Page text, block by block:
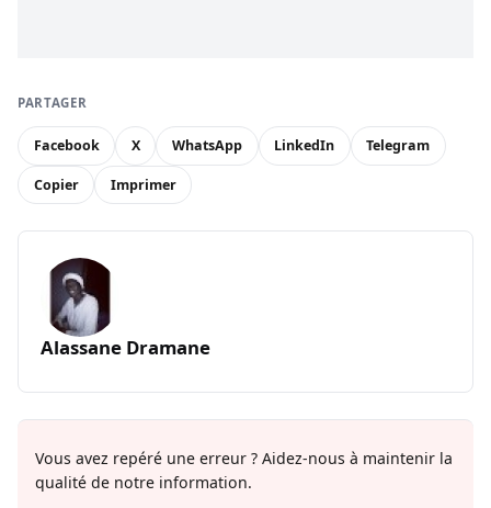
PARTAGER
Facebook X WhatsApp LinkedIn Telegram
Copier Imprimer
Alassane Dramane
Vous avez repéré une erreur ? Aidez-nous à maintenir la
qualité de notre information.